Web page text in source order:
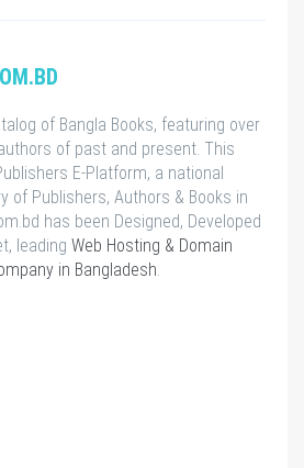
of Bangla Books, featuring over
of past and present. This
E-Platform, a national
of Publishers, Authors & Books in
has been Designed, Developed
leading Web Hosting & Domain
in Bangladesh